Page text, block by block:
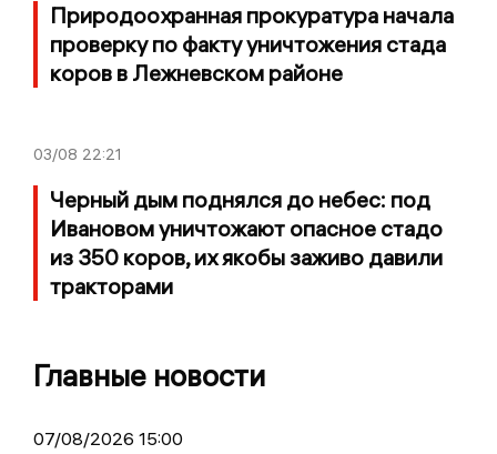
Природоохранная прокуратура начала
проверку по факту уничтожения стада
коров в Лежневском районе
03/08 22:21
Черный дым поднялся до небес: под
Ивановом уничтожают опасное стадо
из 350 коров, их якобы заживо давили
тракторами
Главные новости
07/08/2026 15:00